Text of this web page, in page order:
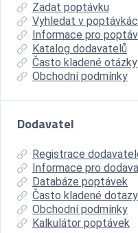
Zadat poptávku
Vyhledat v
Informace pro
Katalog dodavatelů
Často kladené otázky
Obchodní podmínky
Dodavatel
Registrace
Informace pro
Databáze poptávek
Často kladené dotazy
Obchodní podmínky
Kalkulátor poptávek